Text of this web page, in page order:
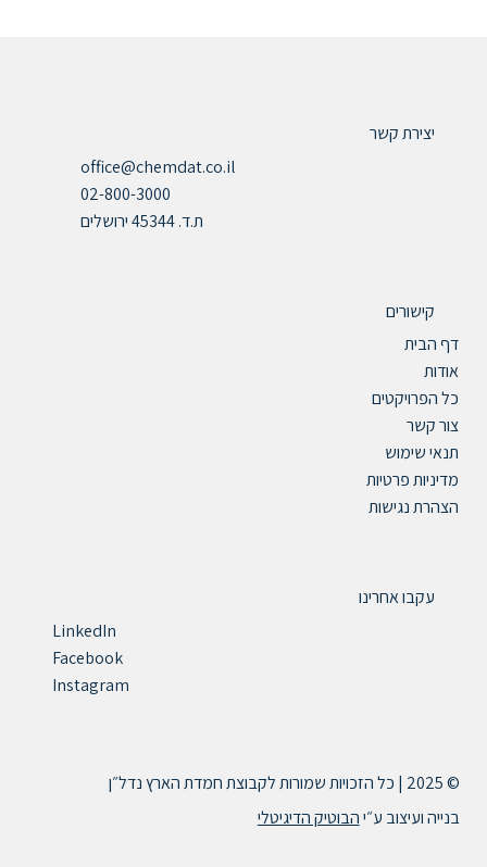
יצירת קשר
office@chemdat.co.il
02-800-3000
ת.ד. 45344 ירושלים
קישורים
דף הבית
אודות
כל הפרויקטים
צור קשר
תנאי שימוש
מדיניות פרטיות
הצהרת נגישות
עקבו אחרינו
LinkedIn
Facebook
Instagram
© 2025 | כל הזכויות שמורות לקבוצת חמדת הארץ נדל״ן
בנייה ועיצוב ע״יהבוטיק הדיגיטלי